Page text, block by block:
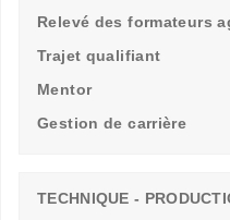
Relevé des formateurs
Trajet qualifiant
Mentor
Gestion de carrière
TECHNIQUE -